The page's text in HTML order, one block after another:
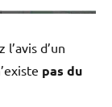
d’un
pas du